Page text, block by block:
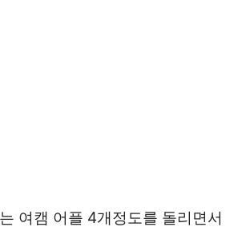
여캠 어플 4개정도를 돌리면서